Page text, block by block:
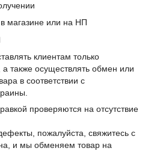
магазине или на НП
клиентам только
а также осуществлять обмен или
в соответствии с
проверяются на отсутствие
пожалуйста, свяжитесь с
и мы обменяем товар на